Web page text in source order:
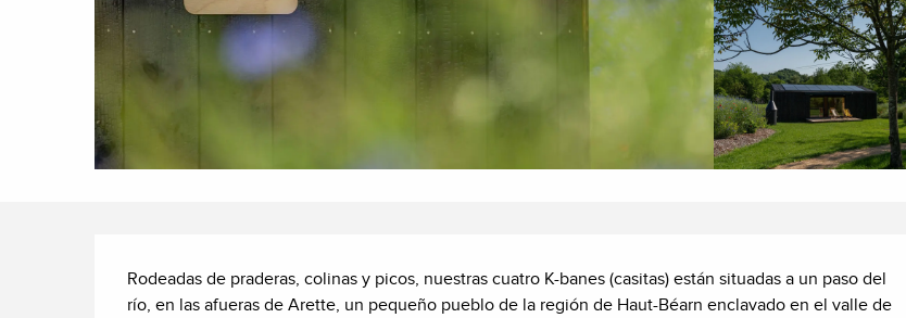
Rodeadas de praderas, colinas y picos, nuestras cuatro K-banes (casitas) están situadas a un paso del
río, en las afueras de Arette, un pequeño pueblo de la región de Haut-Béarn enclavado en el valle de